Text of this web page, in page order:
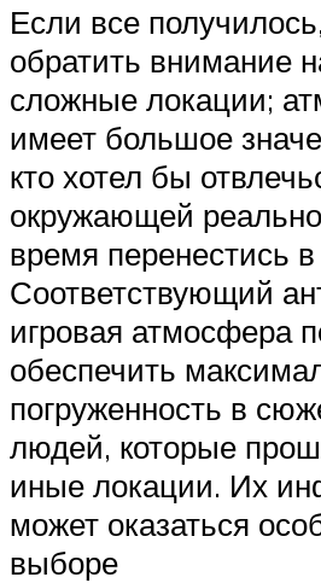
Если все
обратить внимание
сложные локации;
имеет большое
кто хотел бы
окружающей
время перенестись
Соответствующий
игровая атмосфера
обеспечить
погруженность в
людей, которые
иные локации. Их
может оказаться
выборе